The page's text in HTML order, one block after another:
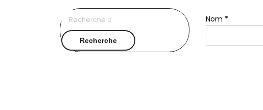
Nom *
pour :
Recherche